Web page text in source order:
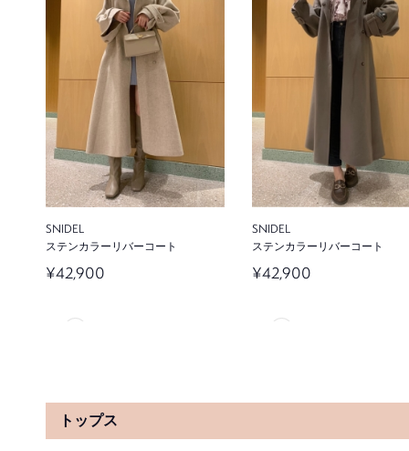
SNIDEL
ステンカラーリバーコート
¥42,900
SNIDEL
ステンカラーリバーコート
¥42,900
トップス